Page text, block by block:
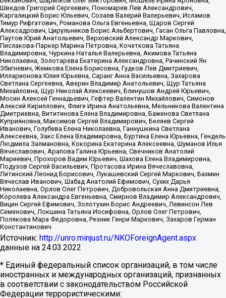
Шведов Григорий Сергеевич, Пономарев Лев Александрович,
Каргалицкий Борис Юльевич, Созаев Валерий Валерьевич, Исламов
Тимур Рифгатович, Романова Ольга Евгеньевна, Щаров Сергей
Алексадрович, Цирульников Борис Альбертович, Гасан Ольга Павловна,
Паутов Юрий Анатольевич, Верховский Александр Маркович,
Пислакова-Паркер Марина Петровна, Кочеткова Татьяна
Владимировна, Чуркина Наталья Валерьевна, Акимова Татьяна
Николаевна, Золотарева Екатерина Александровна, Рачинский Ян
Збигневич, Жемкова Елена Борисовна, Гудков Лев Дмитриевич,
Илларионова Юлия Юрьевна, Саранг Анна Васильевна, Захарова
Светлана Сергеевна, Аверин Владимир Анатольевич, Щур Татьяна
Михайловна, Щур Николай Алексеевич, Блинушов Андрей Юрьевич,
Мосин Алексей Геннадьевич, Гефтер Валентин Михайлович, Симонов
Алексей Кириллович, Флиге Ирина Анатольевна, Мельникова Валентина
Дмитриевна, Вититинова Елена Владимировна, Баженова Светлана
Куприяновна, Максимов Сергей Владимирович, Беляев Сергей
Иванович, Голубева Елена Николаевна, Ганнушкина Светлана
Алексеевна, Закс Елена Владимировна, Буртина Елена Юрьевна, Гендель
Людмила Залмановна, Кокорина Екатерина Алексеевна, Шуманов Илья
Вячеславович, Арапова Галина Юрьевна, Свечников Анатолий
Мариевич, Прохоров Вадим Юрьевич, Шахова Елена Владимировна,
Подузов Сергей Васильевич, Протасова Ирина Вячеславовна,
Литинский Леонид Борисович, Лукашевский Сергей Маркович, Бахмин
Вячеслав Иванович, Шабад Анатолий Ефимович, Сухих Дарья
Николаевна, Орлов Олег Петрович, Добровольская Анна Дмитриевна,
Королева Александра Евгеньевна, Смирнов Владимир Александрович,
Вицин Сергей Ефимович, Золотухин Борис Андреевич, Левинсон Лев
Семенович, Локшина Татьяна Иосифовна, Орлов Олег Петрович,
Полякова Мара Федоровна, Резник Генри Маркович, Захаров Герман
Константинович
Источник: http://unro.minjust.ru/NKOForeignAgent.aspx
данные на 24.03.2022
* Единый федеральный список организаций, в том числе
иностранных и международных организаций, признанных
в соответствии с законодательством Российской
Федерации террористическими: